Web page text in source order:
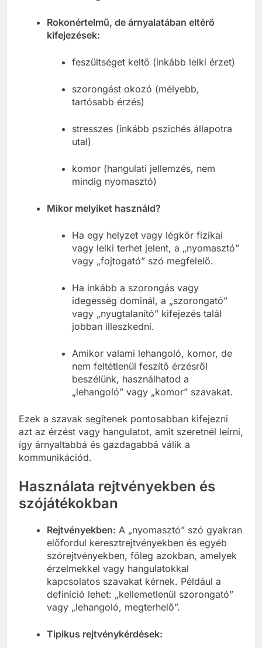
Rokonértelmű, de árnyalatában eltérő
kifejezések:
feszültséget keltő (inkább lelki érzet)
szorongást okozó (mélyebb,
tartósabb érzés)
stresszes (inkább pszichés állapotra
utal)
komor (hangulati jellemzés, nem
mindig nyomasztó)
Mikor melyiket használd?
Ha egy helyzet vagy légkör fizikai
vagy lelki terhet jelent, a „nyomasztó”
vagy „fojtogató” szó megfelelő.
Ha inkább a szorongás vagy
idegesség dominál, a „szorongató”
vagy „nyugtalanító” kifejezés talál
jobban illeszkedni.
Amikor valami lehangoló, komor, de
nem feltétlenül feszítő érzésről
beszélünk, használhatod a
„lehangoló” vagy „komor” szavakat.
Ezek a szavak segítenek pontosabban kifejezni
azt az érzést vagy hangulatot, amit szeretnél leírni,
így árnyaltabbá és gazdagabbá válik a
kommunikációd.
Használata rejtvényekben és
szójátékokban
Rejtvényekben: A „nyomasztó” szó gyakran
előfordul keresztrejtvényekben és egyéb
szórejtvényekben, főleg azokban, amelyek
érzelmekkel vagy hangulatokkal
kapcsolatos szavakat kérnek. Például a
definíció lehet: „kellemetlenül szorongató”
vagy „lehangoló, megterhelő”.
Tipikus rejtvénykérdések: